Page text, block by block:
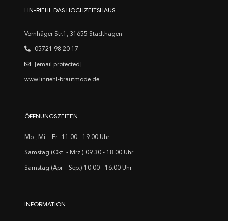
LIN-RIEHL DAS HOCHZEITSHAUS
Vornhäger Str.1, 31655 Stadthagen
05721 98 20 17
[email protected]
www.linriehl-brautmode.de
ÖFFNUNGSZEITEN
Mo., Mi. - Fr.: 11.00 - 19.00 Uhr
Samstag (Okt. - Mrz.) 09.30 - 18.00 Uhr
Samstag (Apr. - Sep.) 10.00 - 16.00 Uhr
INFORMATION